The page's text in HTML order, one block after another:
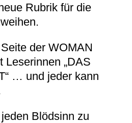
Rubrik für die
der WOMAN
Leserinnen „DAS
… und jeder kann
Blödsinn zu